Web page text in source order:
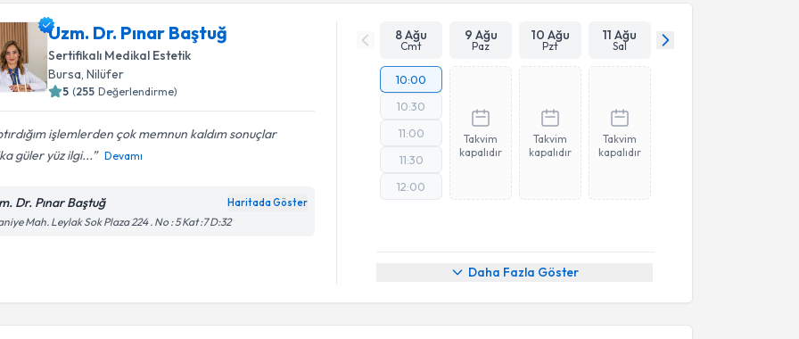
Uzm. Dr. Pınar Baştuğ
Sertifikalı Medikal Estetik
Bursa ,Nilüfer
5 (255 Değerlendirme)
işlemlerden çok memnun kaldım sonuçlar
güler yüz ilgi...
Devamı
Dr. Pınar Baştuğ Haritada Göster
Mah. Leylak Sok Plaza 224 . No : 5 Kat :7 D:32
8 Ağu
Cmt
9 Ağu
Paz
10 Ağu
Pzt
11 Ağu
Sal
10:00
10:30
11:00
11:30
12:00
Takvim
kapalıdır
Takvim
kapalıdır
Takvim
kapalıdır
Daha Fazla Göster